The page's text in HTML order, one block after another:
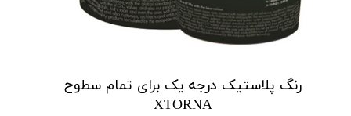
رنگ پلاستیک درجه یک برای تمام سطوح
XTORNA